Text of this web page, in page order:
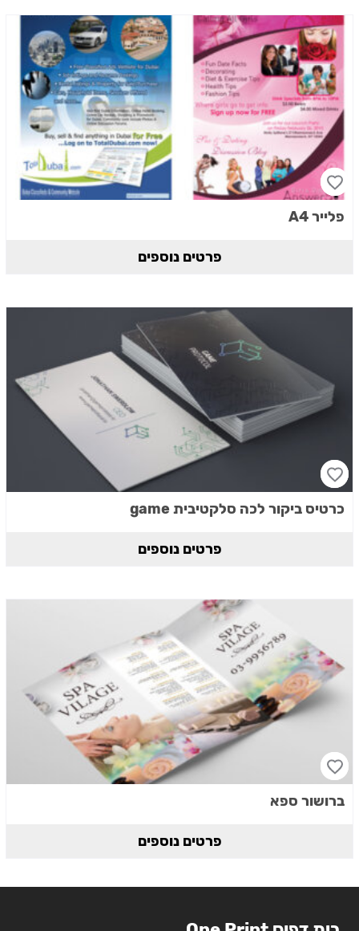
פלייר A4
פרטים נוספים
כרטיס ביקור לכה סלקטיבית game
פרטים נוספים
ברושור ספא
פרטים נוספים